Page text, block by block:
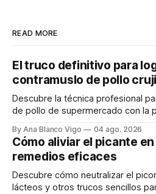
READ MORE
El truco definitivo para
contramuslo de pollo
Descubre la técnica profesional
de pollo de supermercado con la
By Ana Blanco Vigo 04 ago. 2026
Cómo aliviar el picante
remedios eficaces
Descubre cómo neutralizar el
lácteos y otros trucos sencillos